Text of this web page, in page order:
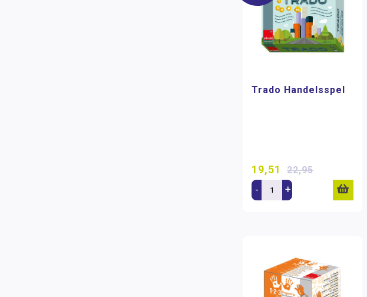
Trado Handelsspel
19,51 22,95
- +